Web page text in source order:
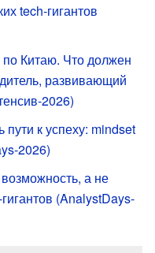
tech-гигантов
по Китаю. Что должен
развивающий
2026)
к успеху: mindset
2026)
а не
(AnalystDays-